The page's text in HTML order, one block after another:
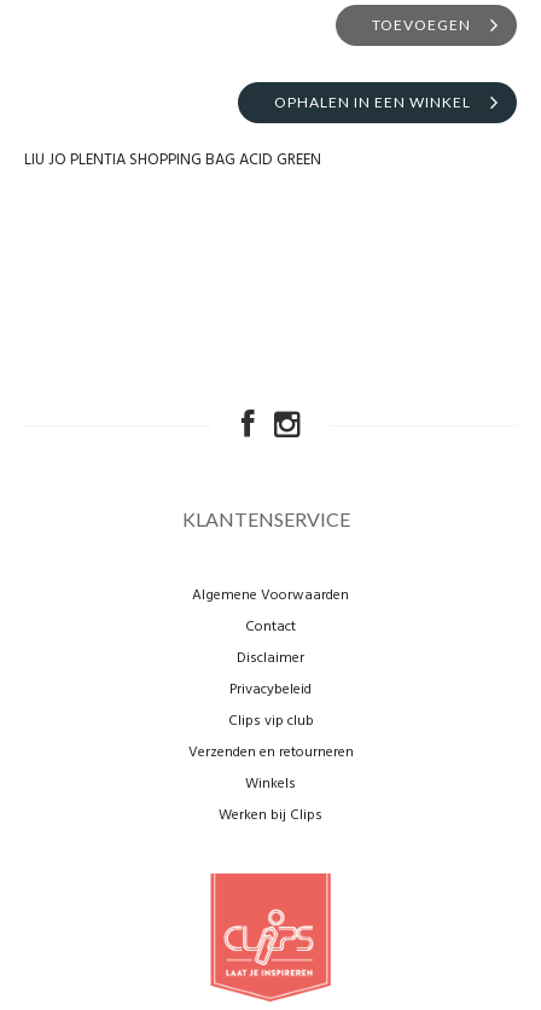
TOEVOEGEN
OPHALEN IN EEN WINKEL
LIU JO PLENTIA SHOPPING BAG ACID GREEN
KLANTENSERVICE
Algemene Voorwaarden
Contact
Disclaimer
Privacybeleid
Clips vip club
Verzenden en retourneren
Winkels
Werken bij Clips